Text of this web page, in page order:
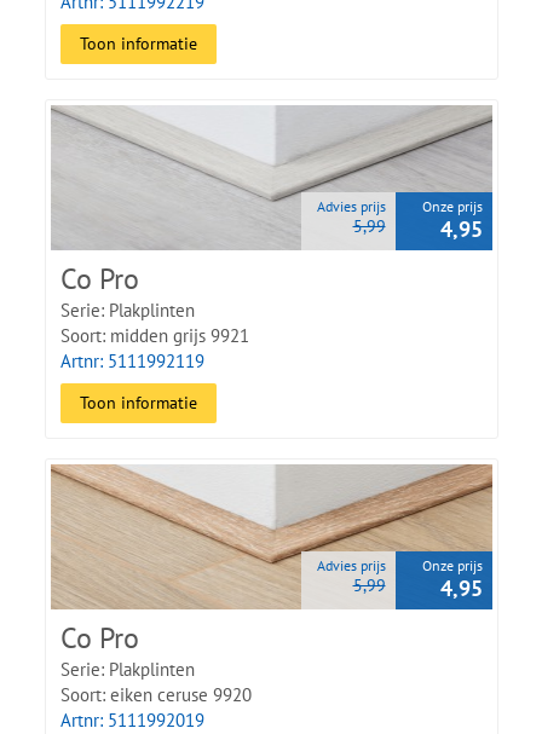
Toon informatie
Advies prijs
5,99
Onze prijs
4,95
Co Pro
Serie: Plakplinten
Soort: midden grijs 9921
Artnr: 5111992119
Toon informatie
Advies prijs
5,99
Onze prijs
4,95
Co Pro
Serie: Plakplinten
Soort: eiken ceruse 9920
Artnr: 5111992019